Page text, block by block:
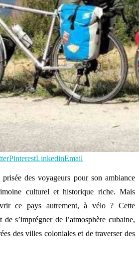
PinterestLinkedinEmail
des voyageurs pour son ambiance
culturel et historique riche. Mais
ce pays autrement, à vélo ? Cette
s’imprégner de l’atmosphère cubaine,
des villes coloniales et de traverser des